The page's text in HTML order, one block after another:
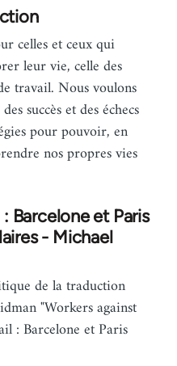
celles et ceux qui
leur vie, celle des
travail. Nous voulons
succès et des échecs
pour pouvoir, en
nos propres vies
Barcelone et Paris
- Michael
de la traduction
"Workers against
: Barcelone et Paris